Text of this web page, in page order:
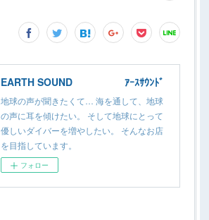
EARTH SOUND ｱｰｽｻｳﾝﾄﾞ
地球の声が聞きたくて… 海を通して、地球
の声に耳を傾けたい。 そして地球にとって
優しいダイバーを増やしたい。 そんなお店
を目指しています。
フォロー